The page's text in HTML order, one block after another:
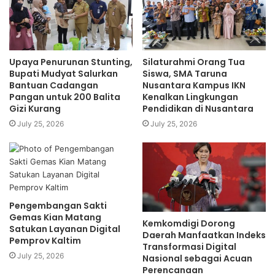
untuk mendukung implementasiNationally Determined
Contributions(NDCs) dari negara-negara ASEAN.
mendukung percepatan transisi energi bersih, antara lain
melalui skemafinancing blended finance, dan transfer
teknologi,” ujarnya.
penguatan kolaborasi universitas dan perusahaan. Menlu
menyampaikan, melalui program
the Billion
Futures
dialokasikan peningkatan pembangunan
pendidikan, pelatihan guru, dan promosi pengarusutamaan
gender.
“Kelima, peningkatan kerja sama maritim melaluiASEAN-
led mechanisms
dalam bentuk memperkuat koordinasi
Upaya Penurunan Stunting,
Bupati Mudyat Salurkan
Bantuan Cadangan
Pangan untuk 200 Balita
Gizi Kurang
July 25, 2026
Silaturahmi Orang Tua
Siswa, SMA Taruna
Nusantara Kampus IKN
Kenalkan Lingkungan
Pendidikan di Nusantara
July 25, 2026
Pengembangan Sakti
Gemas Kian Matang
Satukan Layanan Digital
Pemprov Kaltim
July 25, 2026
Kemkomdigi Dorong
Daerah Manfaatkan Indeks
Transformasi Digital
Nasional sebagai Acuan
Perencanaan